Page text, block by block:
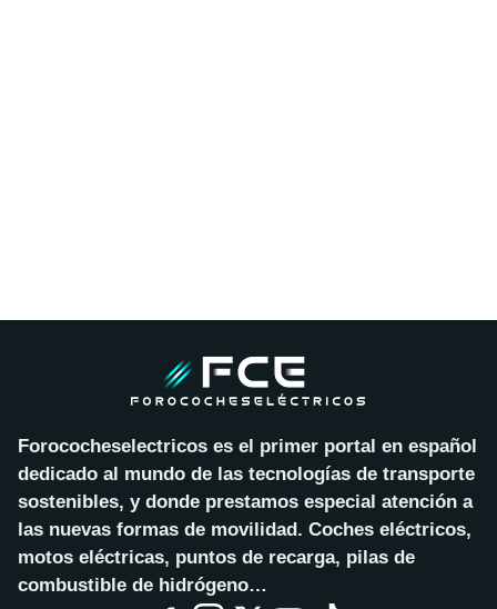
Forococheselectricos es el primer portal en español
dedicado al mundo de las tecnologías de transporte
sostenibles, y donde prestamos especial atención a
las nuevas formas de movilidad. Coches eléctricos,
motos eléctricas, puntos de recarga, pilas de
combustible de hidrógeno…